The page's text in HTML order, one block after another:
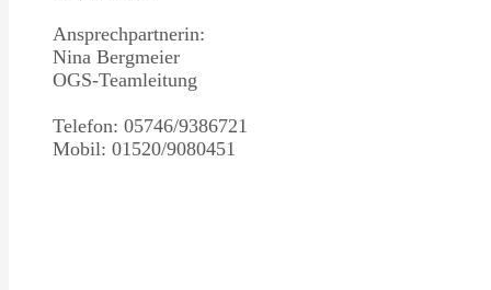
Ansprechpartnerin:
Nina Bergmeier
OGS-Teamleitung
Telefon: 05746/9386721
Mobil: 01520/9080451